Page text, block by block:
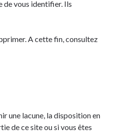
de vous identifier. Ils
A cette fin, consultez
une lacune, la disposition en
de ce site ou si vous êtes